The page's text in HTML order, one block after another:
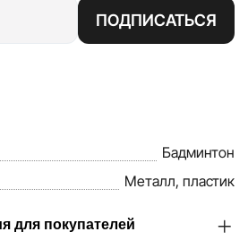
ПОДПИСАТЬСЯ
Бадминтон
Металл, пластик
для покупателей